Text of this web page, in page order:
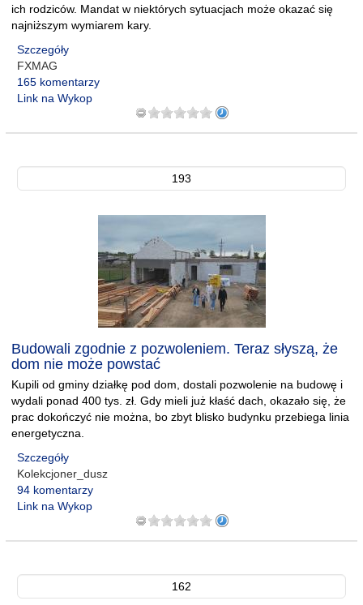
ich rodziców. Mandat w niektórych sytuacjach może okazać się
najniższym wymiarem kary.
Szczegóły
FXMAG
165 komentarzy
Link na Wykop
193
Budowali zgodnie z pozwoleniem. Teraz słyszą, że
dom nie może powstać
Kupili od gminy działkę pod dom, dostali pozwolenie na budowę i
wydali ponad 400 tys. zł. Gdy mieli już kłaść dach, okazało się, że
prac dokończyć nie można, bo zbyt blisko budynku przebiega linia
energetyczna.
Szczegóły
Kolekcjoner_dusz
94 komentarzy
Link na Wykop
162